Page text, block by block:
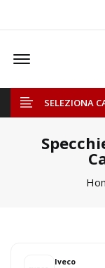
Offcanvas
SELEZIONA
Iveco